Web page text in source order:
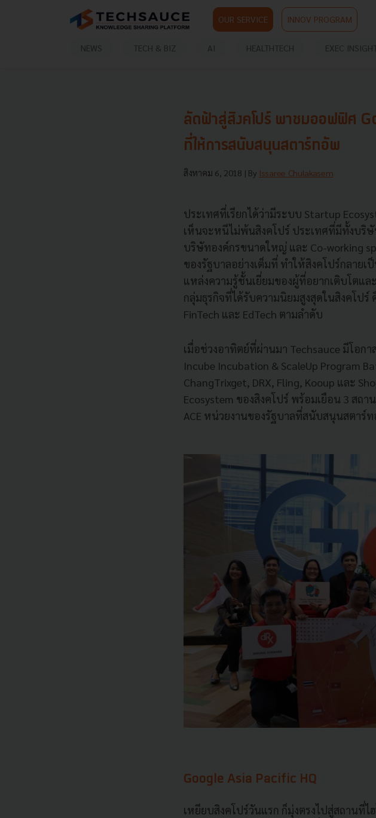
OUR SERVICE INNOV PROGRAM
NEWS TECH & BIZ AI HEALTHTECH EXEC
ลัดฟ้าสู่สิงคโปร์ พาชมออฟฟิศ
ที่ให้การสนับสนุนสตาร์ทอัพ
สิงหาคม 6, 2018 | By Issaree Chulakasem
ประเทศที่เรียกได้ว่ามีระบบ Startup
เห็นจะหนีไม่พ้นสิงคโปร์ ประเทศที่มีทั้งบริษั
บริษัทองค์กรขนาดใหญ่ และ Co-working
ของรัฐบาลอย่างเต็มที่ ทำให้สิงคโปร์กลาย
แหล่งความรู้ชั้นเยี่ยมของผู้ที่อยากเติบโตแ
กลุ่มธุรกิจที่ได้รับความนิยมสูงสุดในสิงคโปร์
FinTech และ EdTech ตามลำดับ
เมื่อช่วงอาทิตย์ที่ผ่านมา Techsauce มีโอก
Incube Incubation & ScaleUp Program
ChangTrixget, DRX, Fling, Kooup และ
Ecosystem ของสิงคโปร์ พร้อมเยือน 3 สถา
ACE หน่วยงานของรัฐบาลที่สนับสนุนสตาร์
Google Asia Pacific HQ
เหยียบสิงคโปร์วันแรก ก็มุ่งตรงไปสู่สถาน